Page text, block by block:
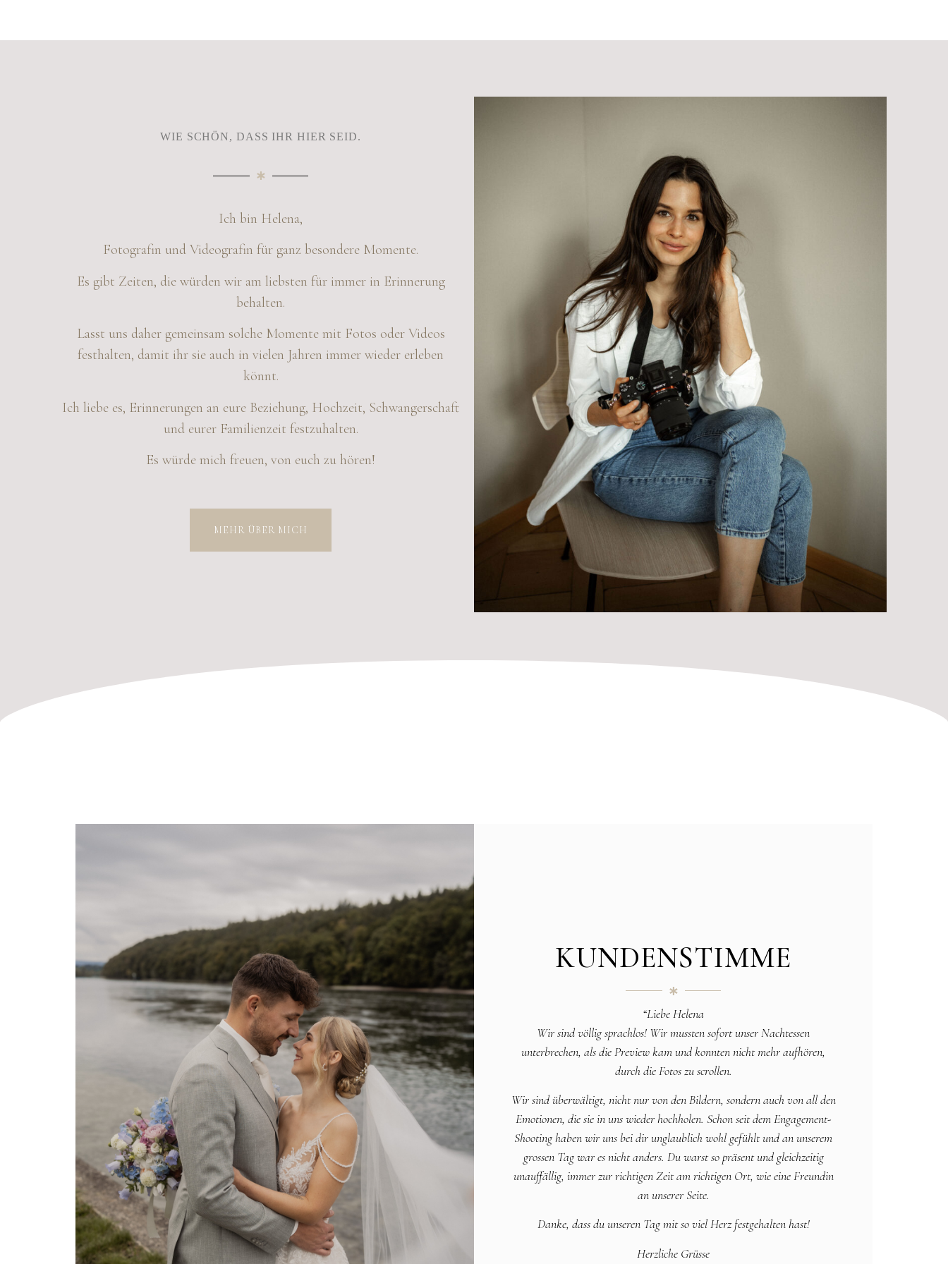
WIE SCHÖN, DASS IHR HIER SEID.
Ich bin Helena,
Fotografin und Videografin für ganz besondere Momente.
Es gibt Zeiten, die würden wir am liebsten für immer in Erinnerung
behalten.
Lasst uns daher gemeinsam solche Momente mit Fotos oder Videos
festhalten, damit ihr sie auch in vielen Jahren immer wieder erleben
könnt.
Ich liebe es, Erinnerungen an eure Beziehung, Hochzeit, Schwangerschaft
und eurer Familienzeit festzuhalten.
Es würde mich freuen, von euch zu hören!
MEHR ÜBER MICH
KUNDENSTIMME
“Liebe Helena
Wir sind völlig sprachlos! Wir mussten sofort unser Nachtessen
unterbrechen, als die Preview kam und konnten nicht mehr aufhören,
durch die Fotos zu scrollen.
Wir sind überwältigt, nicht nur von den Bildern, sondern auch von all den
Emotionen, die sie in uns wieder hochholen. Schon seit dem Engagement-
Shooting haben wir uns bei dir unglaublich wohl gefühlt und an unserem
grossen Tag war es nicht anders. Du warst so präsent und gleichzeitig
unauffällig, immer zur richtigen Zeit am richtigen Ort, wie eine Freundin
an unserer Seite.
Danke, dass du unseren Tag mit so viel Herz festgehalten hast!
Herzliche Grüsse